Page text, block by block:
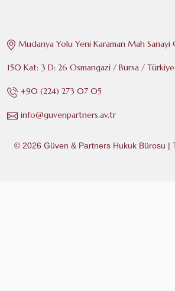
Mudanya Yolu Yeni Karaman Mah Sanayi
150 Kat: 3 D: 26 Osmangazi / Bursa / Türkiye
+90 (224) 273 07 05
info@guvenpartners.av.tr
© 2026 Güven & Partners Hukuk Bürosu |